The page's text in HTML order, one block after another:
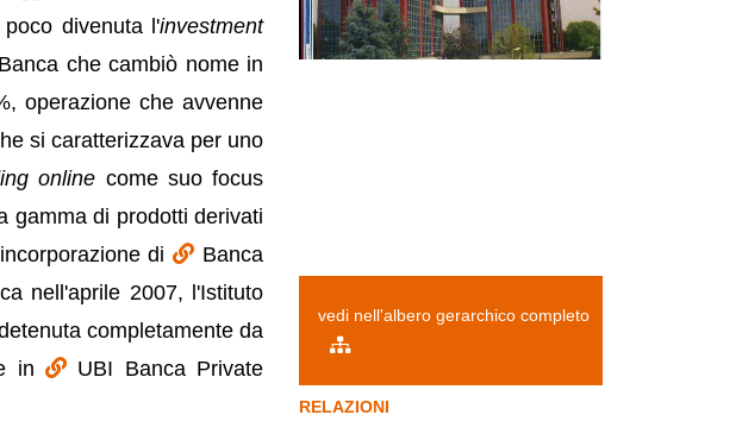
divenuta l'investment
che cambiò nome in
operazione che avvenne
si caratterizzava per uno
online come suo focus
gamma di prodotti derivati
di
Banca
nell'aprile 2007, l'Istituto
completamente da
in
UBI Banca Private
vedi nell'albero gerarchico completo
RELAZIONI